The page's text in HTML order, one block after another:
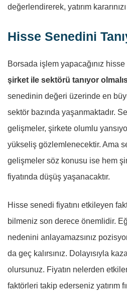
değerlendirerek, yatırım
Hisse Senedini
Borsada işlem yapacağınız
şirket ile sektörü tanıyor
senedinin değeri üzerinde en
sektör bazında yaşanmaktadır.
gelişmeler, şirkete olumlu
yükseliş gözlemlenecektir. Ama
gelişmeler söz konusu ise hem
fiyatında düşüş yaşanacaktır.
Hisse senedi fiyatını etkileyen
bilmeniz son derece önemlidir.
nedenini anlayamazsınız
da geç kalırsınız. Dolayısıyla
olursunuz. Fiyatın nelerden
faktörleri takip ederseniz yatırım